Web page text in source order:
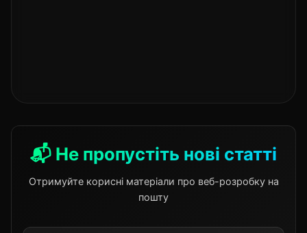
📬 Не пропустіть нові статті
Отримуйте корисні матеріали про веб-розробку на
пошту